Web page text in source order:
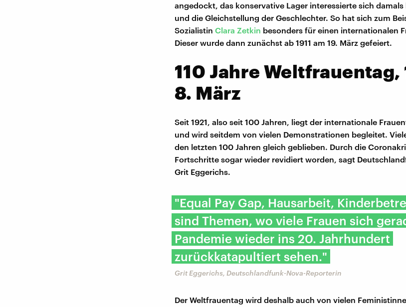
angedockt, das konservative Lager interessierte sich
und die Gleichstellung der Geschlechter. So hat sich zum
Sozialistin Clara Zetkin besonders für einen internationalen
Dieser wurde dann zunächst ab 1911 am 19. März gefeiert.
110 Jahre Weltfrauentag,
8. März
Seit 1921, also seit 100 Jahren, liegt der internationale
und wird seitdem von vielen Demonstrationen begleitet.
den letzten 100 Jahren gleich geblieben. Durch die
Fortschritte sogar wieder revidiert worden, sagt
Grit Eggerichs.
"Equal Pay Gap, Hausarbeit,
sind Themen, wo viele Frauen sich
Pandemie wieder ins 20. Jahrhundert
zurückkatapultiert sehen."
Grit Eggerichs, Deutschlandfunk-Nova-Reporterin
Der Weltfrauentag wird deshalb auch von vielen